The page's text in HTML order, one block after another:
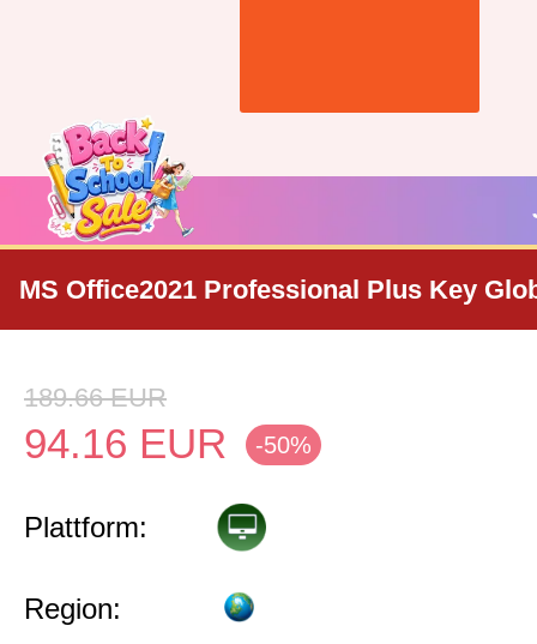
MS Office2021 Professional Plus Key
189.66 EUR
94.16 EUR -50%
Plattform:
Region: